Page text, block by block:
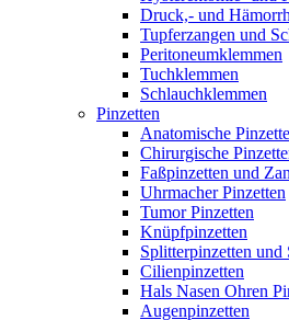
Druck,- und
Tupferzangen und
Peritoneumklemmen
Tuchklemmen
Schlauchklemmen
Pinzetten
Anatomische
Chirurgische
Faßpinzetten und
Uhrmacher Pinzetten
Tumor Pinzetten
Knüpfpinzetten
Splitterpinzetten und
Cilienpinzetten
Hals Nasen Ohren
Augenpinzetten